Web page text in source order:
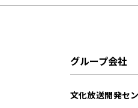
グループ会社
文化放送開発セ